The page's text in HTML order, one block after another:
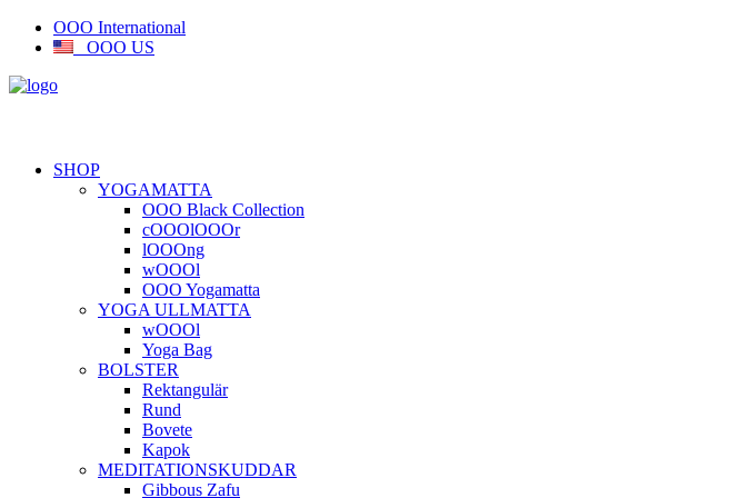
OOO International
OOO US
SHOP
YOGAMATTA
OOO Black Collection
cOOOlOOOr
lOOOng
wOOOl
OOO Yogamatta
YOGA ULLMATTA
wOOOl
Yoga Bag
BOLSTER
Rektangulär
Rund
Bovete
Kapok
MEDITATIONSKUDDAR
Gibbous Zafu